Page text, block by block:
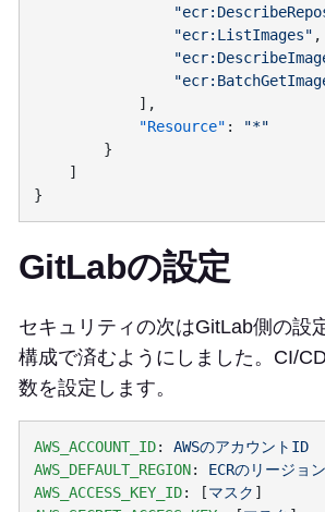
                "ecr:ListImages"
            "Resource"
:
GitLabの設定
セキュリティの次はGitLab側の設
構成で済むようにしました。CI/
数を設定します。
AWS_ACCOUNT_ID:
AWS_DEFAULT_REGION:
AWS_ACCESS_KEY_ID: [マスク